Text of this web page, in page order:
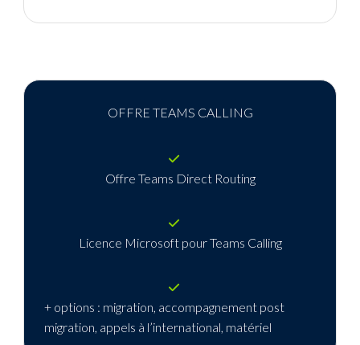
OFFRE TEAMS CALLING
Offre Teams Direct Routing
Licence Microsoft pour Teams Calling
+ options : migration, accompagnement post
migration, appels à l’international, matériel